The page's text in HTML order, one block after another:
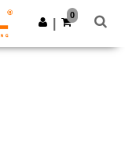
Descargar app
0